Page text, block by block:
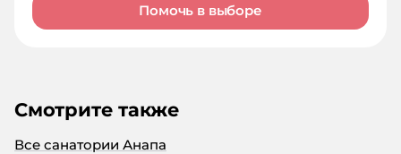
Помочь в выборе
Смотрите также
Все санатории Анапа